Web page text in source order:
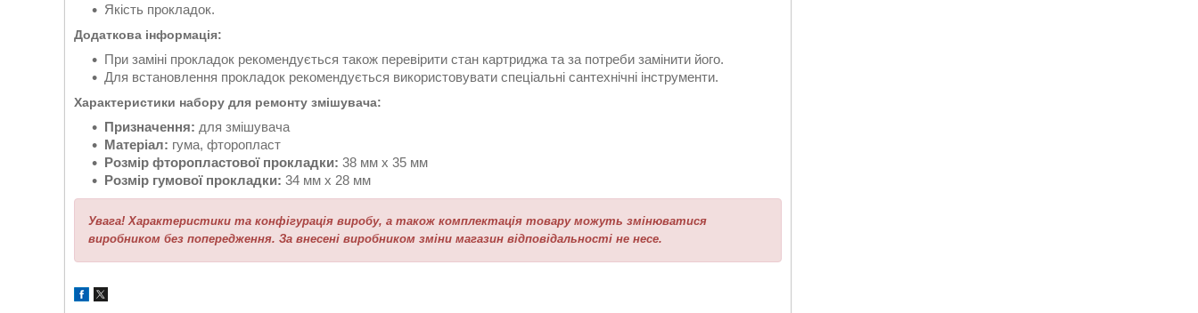
Якість прокладок.
Додаткова інформація:
При заміні прокладок рекомендується також перевірити стан картриджа та за потреби замінити його.
Для встановлення прокладок рекомендується використовувати спеціальні сантехнічні інструменти.
Характеристики набору для ремонту змішувача:
Призначення: для змішувача
Матеріал: гума, фторопласт
Розмір фторопластової прокладки: 38 мм х 35 мм
Розмір гумової прокладки: 34 мм х 28 мм
Увага! Характеристики та конфігурація виробу, а також комплектація товару можуть змінюватися
виробником без попередження. За внесені виробником зміни магазин відповідальності не несе.